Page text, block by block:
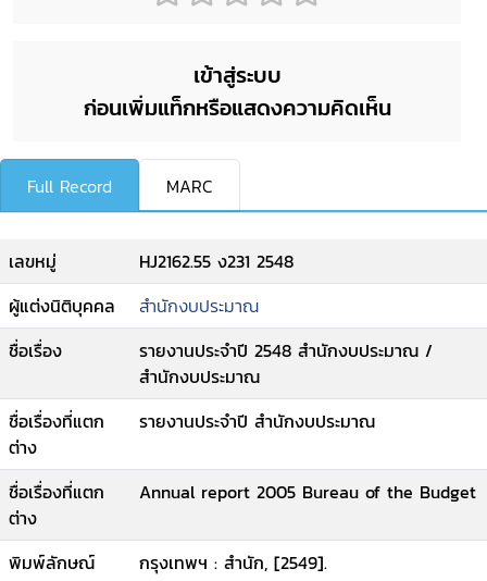
เข้าสู่ระบบ
ก่อนเพิ่มแท็กหรือแสดงความคิดเห็น
Full Record MARC
เลขหมู่
HJ2162.55 ง231 2548
ผู้แต่งนิติบุคคล
สำนักงบประมาณ
ชื่อเรื่อง
รายงานประจำปี 2548 สำนักงบประมาณ /
สำนักงบประมาณ
ชื่อเรื่องที่แตก
ต่าง
รายงานประจำปี สำนักงบประมาณ
ชื่อเรื่องที่แตก
ต่าง
Annual report 2005 Bureau of the Budget
พิมพ์ลักษณ์
กรุงเทพฯ : สำนัก, [2549].